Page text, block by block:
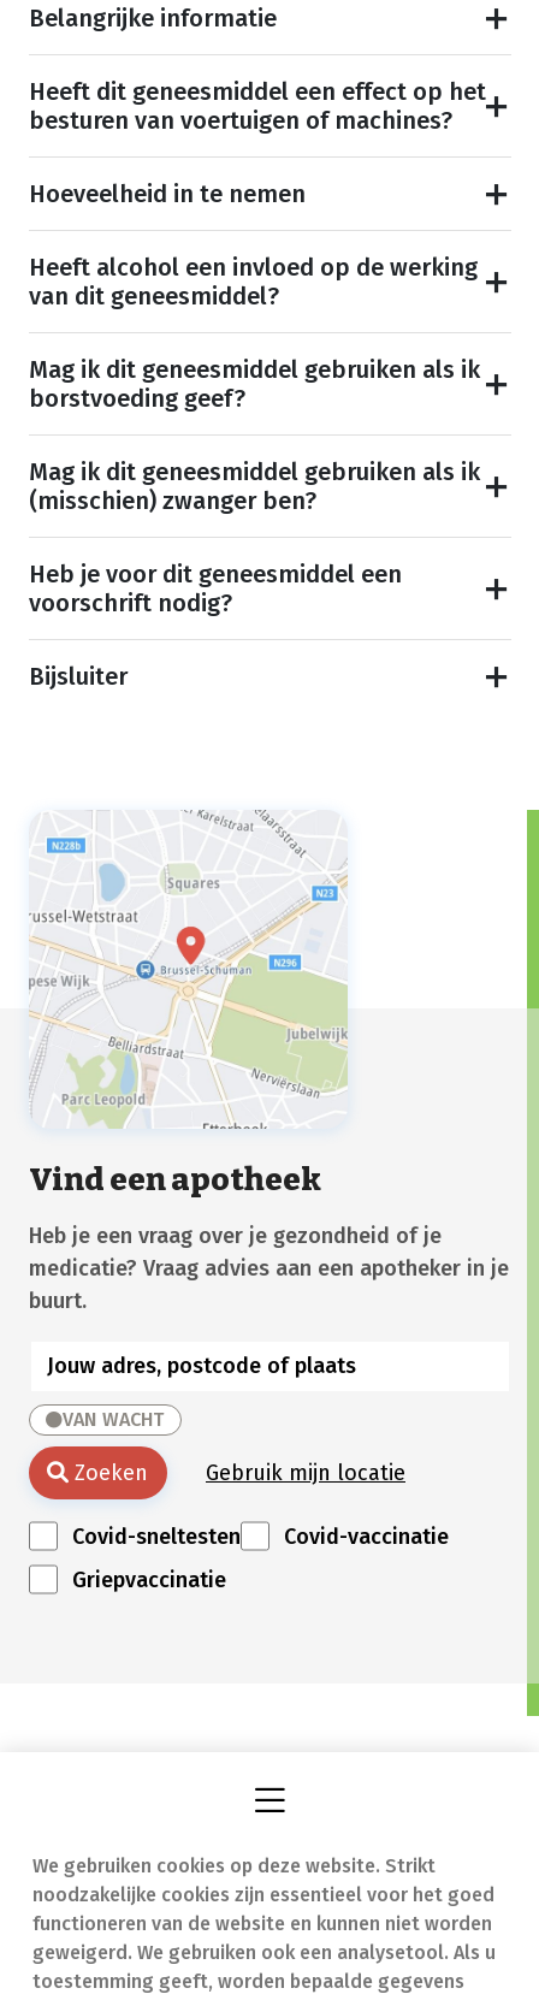
We gebruiken cookies op deze website. Strikt
noodzakelijke cookies zijn essentieel voor het goed
functioneren van de website en kunnen niet worden
geweigerd. We gebruiken ook een analysetool. Als u
toestemming geeft, worden bepaalde gegevens
Belangrijke informatie
Heeft dit geneesmiddel een effect op het
besturen van voertuigen of machines?
Hoeveelheid in te nemen
Heeft alcohol een invloed op de werking
van dit geneesmiddel?
Mag ik dit geneesmiddel gebruiken als ik
borstvoeding geef?
Mag ik dit geneesmiddel gebruiken als ik
(misschien) zwanger ben?
Heb je voor dit geneesmiddel een
voorschrift nodig?
Bijsluiter
Vind een apotheek
Heb je een vraag over je gezondheid of je
medicatie? Vraag advies aan een apotheker in je
buurt.
VAN WACHT
Zoeken Gebruik mijn locatie
Covid-sneltesten
Covid-vaccinatie
Griepvaccinatie
Vind een apotheek
Onze expertise
Ziekten
In geval van nood
Contact
Veelgestelde vragen